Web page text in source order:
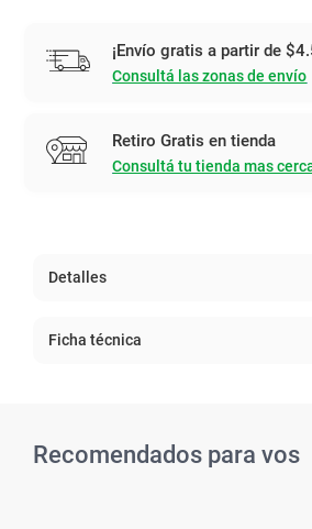
¡Envío gratis a partir de
Consultá las zonas de envío
Retiro Gratis en tienda
Consultá tu tienda mas
Detalles
Ficha técnica
Recomendados para vos